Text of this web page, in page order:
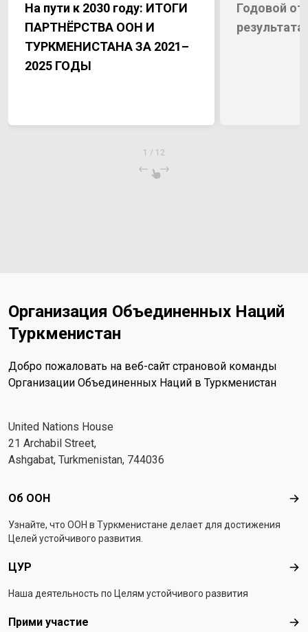
На пути к 2030 году: ИТОГИ
ПАРТНЁРСТВА ООН И
ТУРКМЕНИСТАНА ЗА 2021–
2025 ГОДЫ
Годовой
1 / 12
Организация Объединенных Наций
Туркменистан
Добро пожаловать на веб-сайт страновой команды
Организации Объединенных Наций в Туркменистан
United Nations House
21 Archabil Street,
Ashgabat, Turkmenistan, 744036
Footer menu
Об ООН Об
Узнайте, что ООН в Туркменистанe делает для достижения
Целей устойчивого развития.
ЦУР
Наша деятельность по Целям устойчивого развития
Прими участие